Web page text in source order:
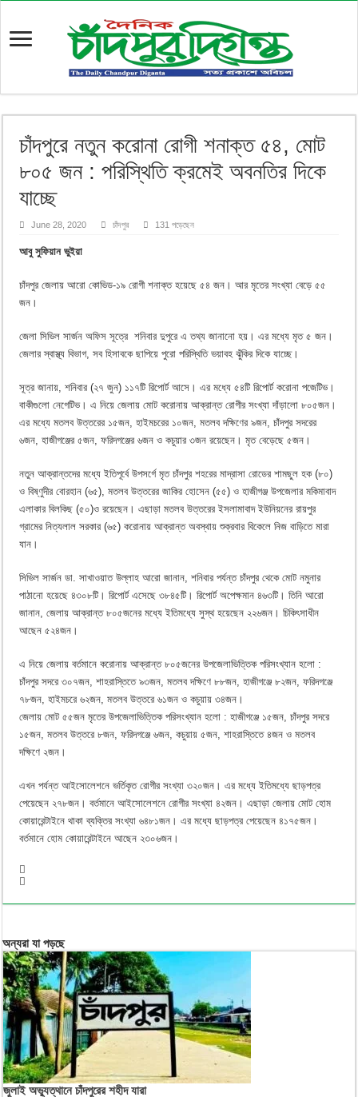
চাঁদপুরে নতুন করোনা রোগী শনাক্ত ৫৪, মোট
৮০৫ জন : পরিস্থিতি ক্রমেই অবনতির দিকে
যাচ্ছে
June 28, 2020 চাঁদপুর 131 পড়েছেন
আবু সুফিয়ান ভুইয়া
চাঁদপুর জেলায় আরো কোভিড-১৯ রোগী শনাক্ত হয়েছে ৫৪ জন। আর মৃতের সংখ্যা বেড়ে ৫৫
জন।
জেলা সিভিল সার্জন অফিস সূত্রে শনিবার দুপুরে এ তথ্য জানানো হয়। এর মধ্যে মৃত ৫ জন।
জেলার স্বাস্থ্য বিভাগ, সব হিসাবকে ছাপিয়ে পুরো পরিস্থিতি ভয়াবহ ঝুঁকির দিকে যাচ্ছে।
সূত্র জানায়, শনিবার (২৭ জুন) ১১৭টি রিপোর্ট আসে। এর মধ্যে ৫৪টি রিপোর্ট করোনা পজেটিভ।
বাকীগুলো নেগেটিভ। এ নিয়ে জেলায় মোট করোনায় আক্রান্ত রোগীর সংখ্যা দাঁড়ালো ৮০৫জন।
এর মধ্যে মতলব উত্তরের ১৫জন, হাইমচরের ১০জন, মতলব দক্ষিণের ৯জন, চাঁদপুর সদরের
৬জন, হাজীগঞ্জের ৫জন, ফরিদগঞ্জের ৬জন ও কচুয়ার ৩জন রয়েছেন। মৃত বেড়েছে ৫জন।
নতুন আক্রান্তদের মধ্যে ইতিপূর্বে উপসর্গে মৃত চাঁদপুর শহরের মাদ্রাসা রোডের শামছুল হক (৮০)
ও বিষ্ণুদীর বোরহান (৬৫), মতলব উত্তরের জাকির হোসেন (৫৫) ও হাজীগঞ্জ উপজেলার মকিমাবাদ
এলাকার বিলকিছ (৫০)ও রয়েছেন। এছাড়া মতলব উত্তরের ইসলামাবাদ ইউনিয়নের রায়পুর
গ্রামের নিত্যলাল সরকার (৬৫) করোনায় আক্রান্ত অবস্থায় শুক্রবার বিকেলে নিজ বাড়িতে মারা
যান।
সিভিল সার্জন ডা. সাখাওয়াত উল্লাহ আরো জানান, শনিবার পর্যন্ত চাঁদপুর থেকে মোট নমুনার
পাঠানো হয়েছে ৪৩০৮টি। রিপোর্ট এসেছে ৩৮৪৫টি। রিপোর্ট অপেক্ষমান ৪৬৩টি। তিনি আরো
জানান, জেলায় আক্রান্ত ৮০৫জনের মধ্যে ইতিমধ্যে সুস্থ হয়েছেন ২২৬জন। চিকিৎসাধীন
আছেন ৫২৪জন।
এ নিয়ে জেলায় বর্তমানে করোনায় আক্রান্ত ৮০৫জনের উপজেলাভিত্তিক পরিসংখ্যান হলো :
চাঁদপুর সদরে ৩০৭জন, শাহরাস্তিতে ৯৩জন, মতলব দক্ষিণে ৮৮জন, হাজীগঞ্জে ৮২জন, ফরিদগঞ্জে
৭৮জন, হাইমচরে ৬২জন, মতলব উত্তরে ৬১জন ও কচুয়ায় ৩৪জন।
জেলায় মোট ৫৫জন মৃতের উপজেলাভিত্তিক পরিসংখ্যান হলো : হাজীগঞ্জে ১৫জন, চাঁদপুর সদরে
১৫জন, মতলব উত্তরে ৮জন, ফরিদগঞ্জে ৬জন, কচুয়ায় ৫জন, শাহরাস্তিতে ৪জন ও মতলব
দক্ষিণে ২জন।
এখন পর্যন্ত আইসোলেশনে ভর্তিকৃত রোগীর সংখ্যা ৩২০জন। এর মধ্যে ইতিমধ্যে ছাড়পত্র
পেয়েছেন ২৭৮জন। বর্তমানে আইসোলেশনে রোগীর সংখ্যা ৪২জন। এছাড়া জেলায় মোট হোম
কোয়ারেন্টাইনে থাকা ব্যক্তির সংখ্যা ৬৪৮১জন। এর মধ্যে ছাড়পত্র পেয়েছেন ৪১৭৫জন।
বর্তমানে হোম কোয়ারেন্টাইনে আছেন ২৩০৬জন।
অন্যরা যা পড়ছে
জুলাই অভ্যুত্থানে চাঁদপুরের শহীদ যারা